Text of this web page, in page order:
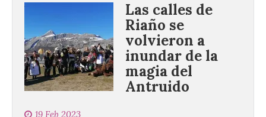
Las calles de
Riaño se
volvieron a
inundar de la
magia del
Antruido
19 Feb 2023